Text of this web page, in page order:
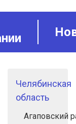
Челябинская
область
Агаповский